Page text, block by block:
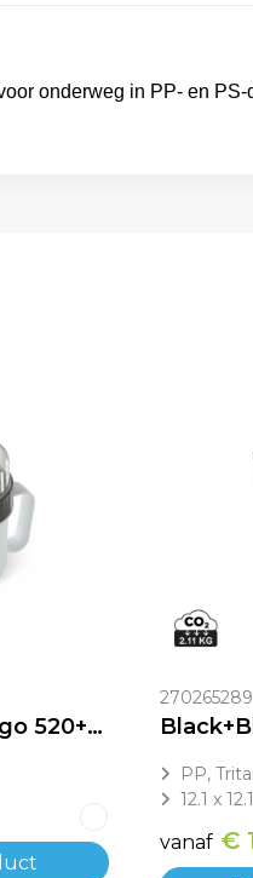
onderweg in PP- en
Lunchbeker to-go 520+230ml
270265289
PP,
12.1 x
vanaf €